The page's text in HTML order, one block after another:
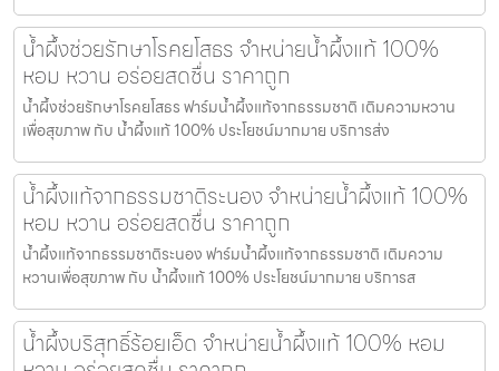
น้ำผึ้งช่วยรักษาโรคยโสธร จำหน่ายน้ำผึ้งแท้ 100%
หอม หวาน อร่อยสดชื่น ราคาถูก
น้ำผึ้งช่วยรักษาโรคยโสธร ฟาร์มน้ำผึ้งแท้จากธรรมชาติ เติมความหวาน
เพื่อสุขภาพ กับ น้ำผึ้งแท้ 100% ประโยชน์มากมาย บริการส่ง
น้ำผึ้งแท้จากธรรมชาติระนอง จำหน่ายน้ำผึ้งแท้ 100%
หอม หวาน อร่อยสดชื่น ราคาถูก
น้ำผึ้งแท้จากธรรมชาติระนอง ฟาร์มน้ำผึ้งแท้จากธรรมชาติ เติมความ
หวานเพื่อสุขภาพ กับ น้ำผึ้งแท้ 100% ประโยชน์มากมาย บริการส
น้ำผึ้งบริสุทธิ์ร้อยเอ็ด จำหน่ายน้ำผึ้งแท้ 100% หอม